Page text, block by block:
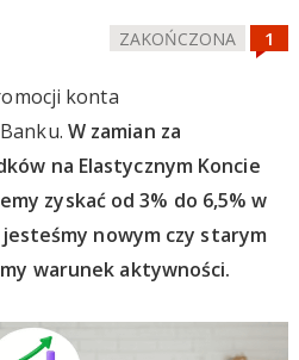
ZAKOŃCZONA
konta
W zamian za
na Elastycznym Koncie
zyskać od 3% do 6,5% w
nowym czy starym
warunek aktywności.